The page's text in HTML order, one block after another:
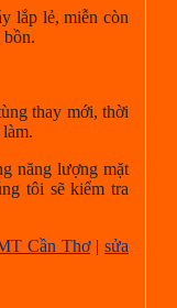
lắp lẻ, miễn còn
bồn.
thay mới, thời
năng lượng mặt
tôi sẽ kiểm tra
Cần Thơ| sửa